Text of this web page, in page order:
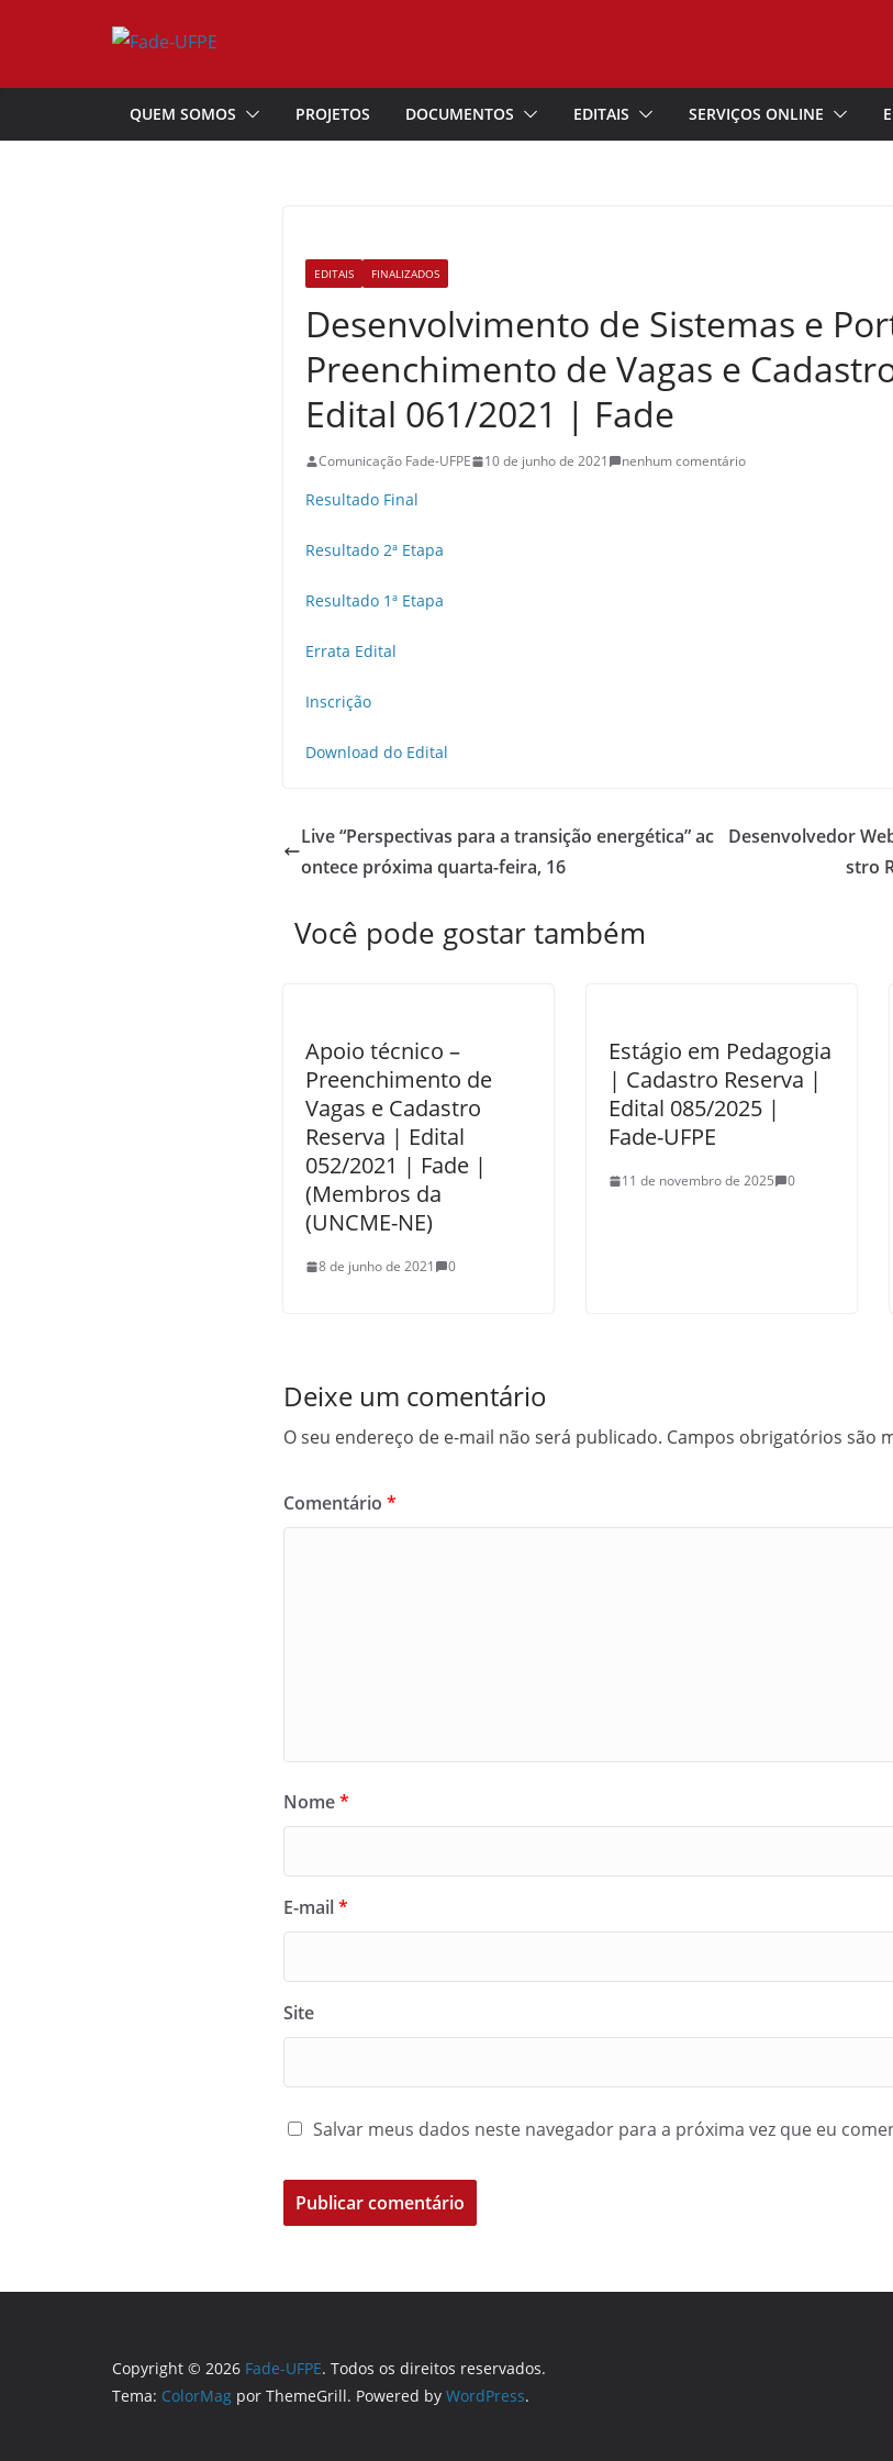
QUEM SOMOS PROJETOS DOCUMENTOS EDITAIS SERVIÇOS ONLINE
EDITAIS FINALIZADOS
Desenvolvimento de Sistemas e
Preenchimento de Vagas e
Edital 061/2021 | Fade
Comunicação Fade-UFPE 10 de junho de 2021 nenhum comentário
Resultado Final
Resultado 2ª Etapa
Resultado 1ª Etapa
Errata Edital
Inscrição
Download do Edital
Live “Perspectivas para a transição energética” ac
ontece próxima quarta-feira, 16
Desenvolvedor
stro
Você pode gostar também
Apoio técnico –
Preenchimento de
Vagas e Cadastro
Reserva | Edital
052/2021 | Fade |
(Membros da
(UNCME-NE)
8 de junho de 2021 0
Estágio em Pedagogia
| Cadastro Reserva |
Edital 085/2025 |
Fade-UFPE
11 de novembro de 2025 0
Deixe um comentário
O seu endereço de e-mail não será publicado. Campos obrigatórios são
Comentário *
Nome*
E-mail*
Site
Salvar meus dados neste navegador para a próxima vez que eu
Copyright © 2026 Fade-UFPE. Todos os direitos reservados.
Tema: ColorMag por ThemeGrill. Powered by WordPress.